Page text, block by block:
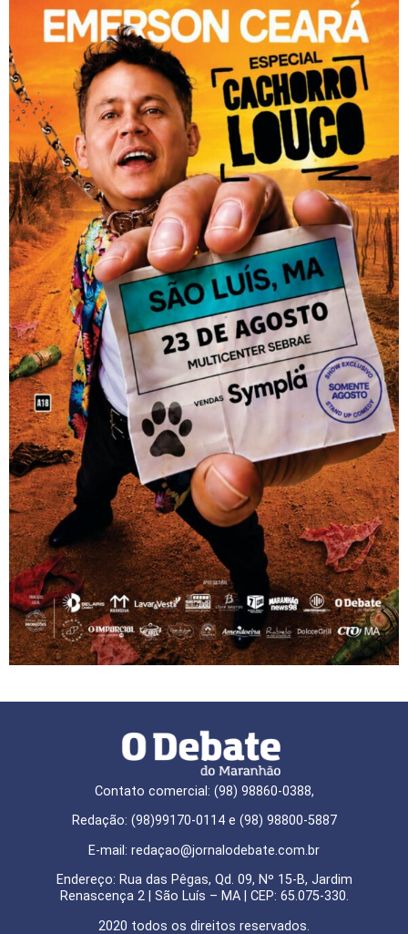
Contato comercial: (98) 98860-0388,
Redação: (98)99170-0114 e (98) 98800-5887
E-mail: redaçao@jornalodebate.com.br
Endereço: Rua das Pêgas, Qd. 09, Nº 15-B, Jardim
Renascença 2 | São Luís – MA | CEP: 65.075-330.
2020 todos os direitos reservados.